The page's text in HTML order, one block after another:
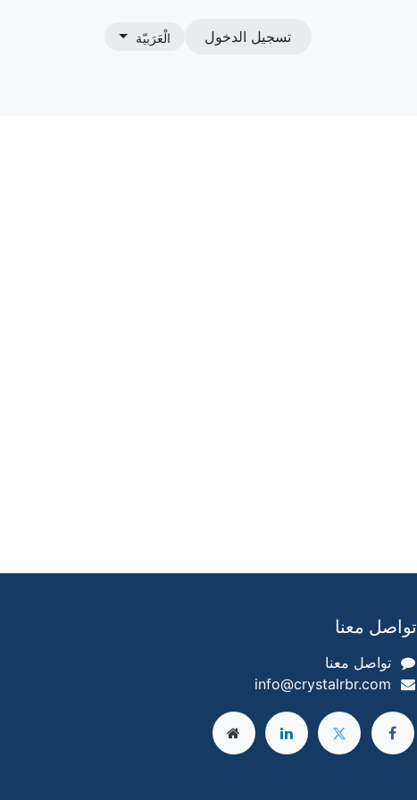
تسجيل الدخول الْعَرَبيّة
تواصل معنا
تواصل معنا
info@crystalrbr.com